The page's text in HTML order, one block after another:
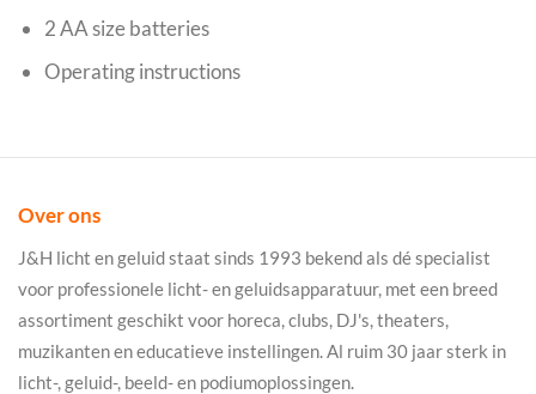
2 AA size batteries
Operating instructions
Over ons
J&H licht en geluid staat sinds 1993 bekend als dé specialist
voor professionele licht- en geluidsapparatuur, met een breed
assortiment geschikt voor horeca, clubs, DJ's, theaters,
muzikanten en educatieve instellingen. Al ruim 30 jaar sterk in
licht-, geluid-, beeld- en podiumoplossingen.